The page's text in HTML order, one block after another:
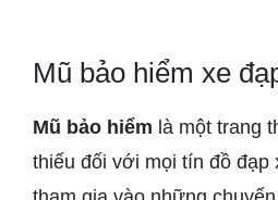
Mũ bảo hiểm xe
Mũ bảo hiểm là một trang
thiếu đối với mọi tín đồ đạp